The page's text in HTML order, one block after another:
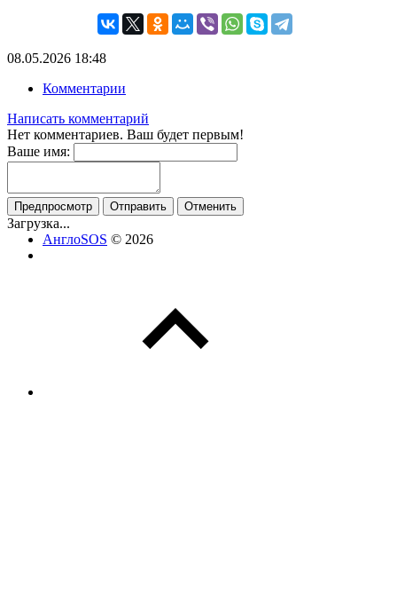
08.05.2026 18:48
Комментарии
Написать комментарий
Нет комментариев. Ваш будет первым!
Ваше имя:
Предпросмотр Отправить Отменить
Загрузка...
АнглоSOS © 2026